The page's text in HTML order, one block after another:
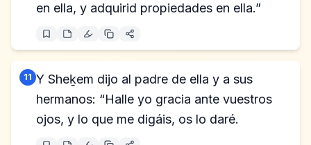
en ella, y adquirid propiedades en ella.”
11 Y Sheḵem dijo al padre de ella y a sus
hermanos: “Halle yo gracia ante vuestros
ojos, y lo que me digáis, os lo daré.